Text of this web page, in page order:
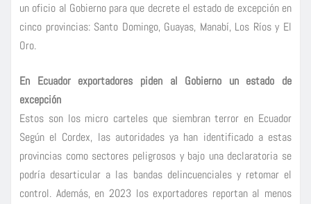
un oficio al Gobierno para que decrete el estado de excepción en
cinco provincias: Santo Domingo, Guayas, Manabí, Los Ríos y El
Oro.
En Ecuador exportadores piden al Gobierno un estado de
excepción
Estos son los micro carteles que siembran terror en Ecuador
Según el Cordex, las autoridades ya han identificado a estas
provincias como sectores peligrosos y bajo una declaratoria se
podría desarticular a las bandas delincuenciales y retomar el
control. Además, en 2023 los exportadores reportan al menos